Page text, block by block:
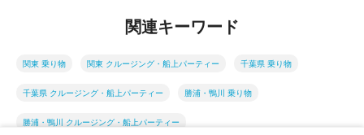
関連キーワード
関東 乗り物 関東 クルージング・船上パーティー 千葉県 乗り物
千葉県 クルージング・船上パーティー 勝浦・鴨川 乗り物
勝浦・鴨川 クルージング・船上パーティー